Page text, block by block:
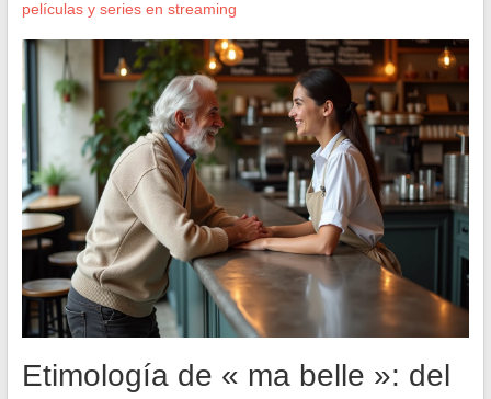
películas y series en streaming
Etimología de « ma belle »: del